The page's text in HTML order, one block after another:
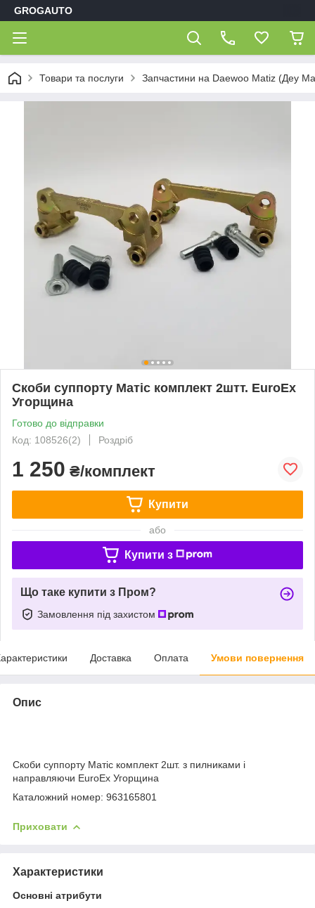
GROGAUTO
Товари та послуги Запчастини на Daewoo Matiz (Деу
Скоби суппорту Матіс комплект 2штт. EuroEx
Угорщина
Готово до відправки
Код: 108526(2)
Роздріб
1 250 ₴/комплект
Купити
або
Купити з
Що таке купити з Пром?
Замовлення під захистом
Доставка Оплата Умови повернення
Опис
Скоби суппорту Матіс комплект 2шт. з пилниками і
направляючи EuroEx Угорщина
Каталожний номер: 963165801
Приховати
Характеристики
Основні атрибути